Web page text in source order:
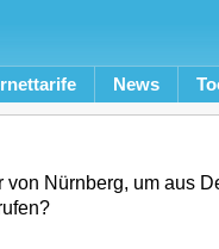
News
Nürnberg, um aus